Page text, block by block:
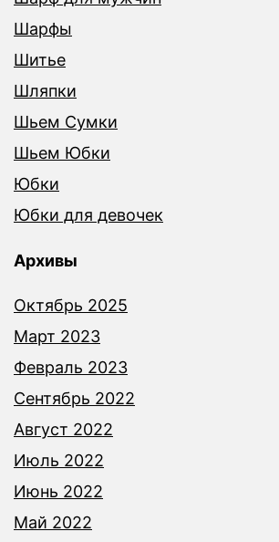
Шарфы
Шитье
Шляпки
Шьем Сумки
Шьем Юбки
Юбки
Юбки для девочек
Архивы
Октябрь 2025
Март 2023
Февраль 2023
Сентябрь 2022
Август 2022
Июль 2022
Июнь 2022
Май 2022